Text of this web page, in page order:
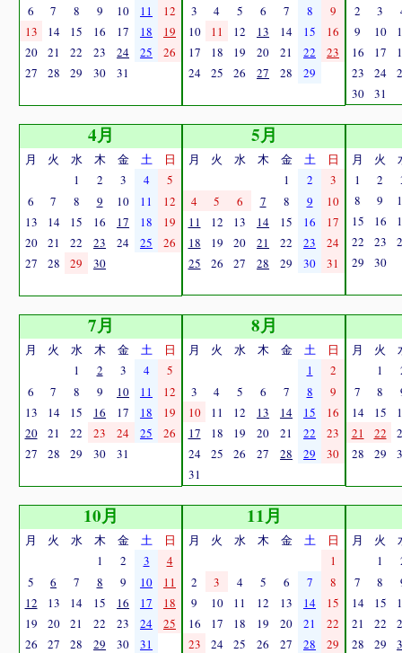
6
7 8 9 10 11
12
13
14 15 16 17 18
19
20
21 22 23 24 25
26
27
28 29 30 31
3
4 5 6 7 8
9
10
11 12 13 14 15
16
17
18 19 20 21 22
23
24
25 26 27 28 29
2 3
9
10
16
17
23
24
30
31
4月
月 火 水 木 金 土
日
1
2 3 4
5
6
7 8 9 10 11
12
13
14 15 16 17 18
19
20
21 22 23 24 25
26
27
28 29 30
5月
月 火 水 木 金 土
日
1
2
3
4
5 6 7 8 9
10
11
12 13 14 15 16
17
18
19 20 21 22 23
24
25
26 27 28 29 30 31
月 火
1
2
8
9
15
16
22
23
29
30
7月
月 火 水 木 金 土
日
1
2 3 4
5
6
7 8 9 10 11
12
13
14 15 16 17 18
19
20
21 22 23 24 25
26
27
28 29 30 31
8月
月 火 水 木 金 土
日
1
2
3
4 5 6 7 8
9
10
11 12 13 14 15
16
17
18 19 20 21 22
23
24
25 26 27 28 29
30
31
月 火
1
7
8
14
15
21
22
28
29
10月
月 火 水 木 金 土
日
1
2 3
4
5
6 7 8 9 10
11
12
13 14 15 16 17
18
19
20 21 22 23 24
25
26
27 28 29 30 31
11月
月 火 水 木 金 土
日
1
2
3 4 5 6 7
8
9
10 11 12 13 14
15
16
17 18 19 20 21
22
23
24 25 26 27 28
29
月 火
1
7
8
14
15
21
22
28
29